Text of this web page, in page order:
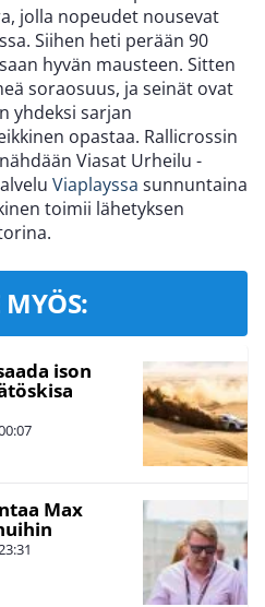
jolla nopeudet nousevat
Siihen heti perään 90
hyvän mausteen. Sitten
soraosuus, ja seinät ovat
yhdeksi sarjan
opastaa. Rallicrossin
Viasat Urheilu -
Viaplayssa sunnuntaina
toimii lähetyksen
MYÖS:
ison
Max